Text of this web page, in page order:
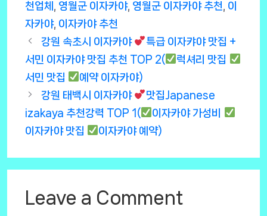
천업체
영월군 이자카야, 영월군 이자카야 추천
이
자카야, 이자카야 추천
강원 속초시 이자카야
특급 이자캬야 맛집 +
서민 이자카야 맛집 추천 TOP 2(
럭셔리 맛집
서민 맛집
예약 이자카야)
강원 태백시 이자카야
맛집Japanese
izakaya 추천강력 TOP 1(
이자카야 가성비
이자카야 맛집
이자카야 예약)
Leave a Comment